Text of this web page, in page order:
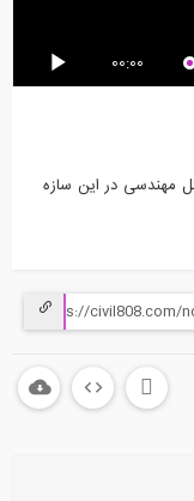
2:28
00:00
مهندسی در این سازه